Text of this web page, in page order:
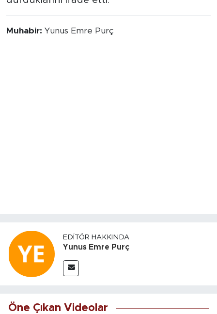
Muhabir: Yunus Emre Purç
EDITÖR HAKKINDA
Yunus Emre Purç
Öne Çıkan Videolar